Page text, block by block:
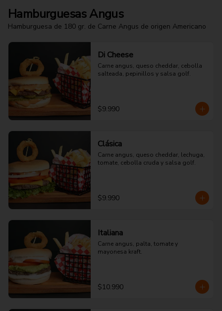
Hamburguesas Angus
Hamburguesa de 180 gr. de Carne Angus de origen Americano
Di Cheese
Carne angus, queso cheddar, cebolla
salteada, pepinillos y salsa golf.
$9.990
Clásica
Carne angus, queso cheddar, lechuga,
tomate, cebolla cruda y salsa golf.
$9.990
Italiana
Carne angus, palta, tomate y
mayonesa kraft.
$10.990